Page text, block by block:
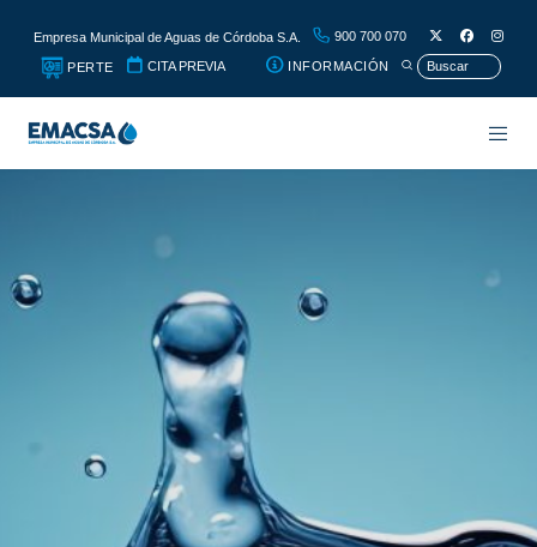
Empresa Municipal de Aguas de Córdoba S.A. 900 700 070
PERTE CITA PREVIA INFORMACIÓN